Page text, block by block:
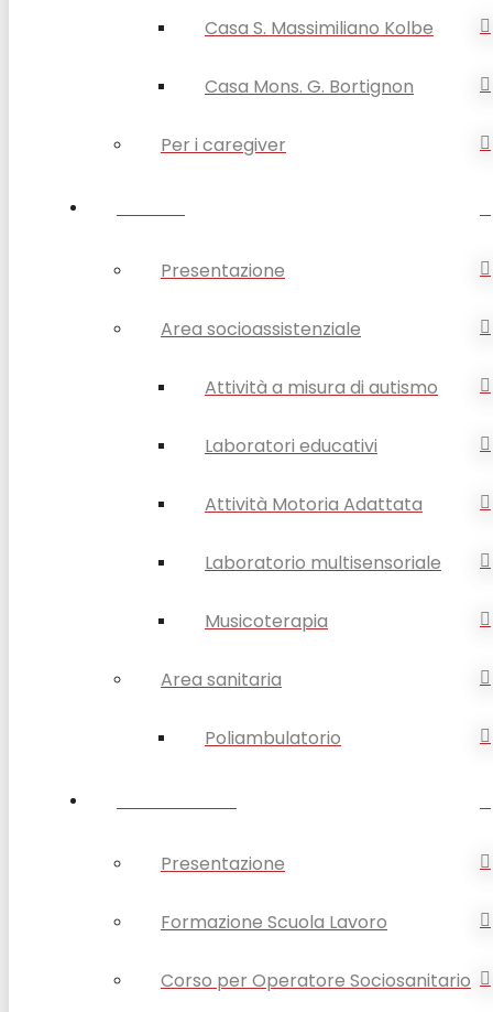
Casa S. Massimiliano Kolbe
Casa Mons. G. Bortignon
Per i caregiver
Presentazione
Area socioassistenziale
Attività a misura di autismo
Laboratori educativi
Attività Motoria Adattata
Laboratorio multisensoriale
Musicoterapia
Area sanitaria
Poliambulatorio
Presentazione
Formazione Scuola Lavoro
Corso per Operatore Sociosanitario